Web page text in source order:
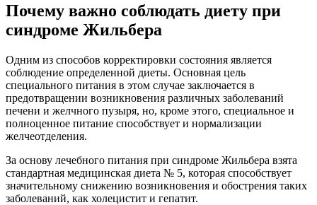
Почему важно соблюдать диету при
синдроме Жильбера
Одним из способов корректировки состояния является
соблюдение определенной диеты. Основная цель
специального питания в этом случае заключается в
предотвращении возникновения различных заболеваний
печени и желчного пузыря, но, кроме этого, специальное и
полноценное питание способствует и нормализации
желчеотделения.
За основу лечебного питания при синдроме Жильбера взята
стандартная медицинская диета № 5, которая способствует
значительному снижению возникновения и обострения таких
заболеваний, как холецистит и гепатит.